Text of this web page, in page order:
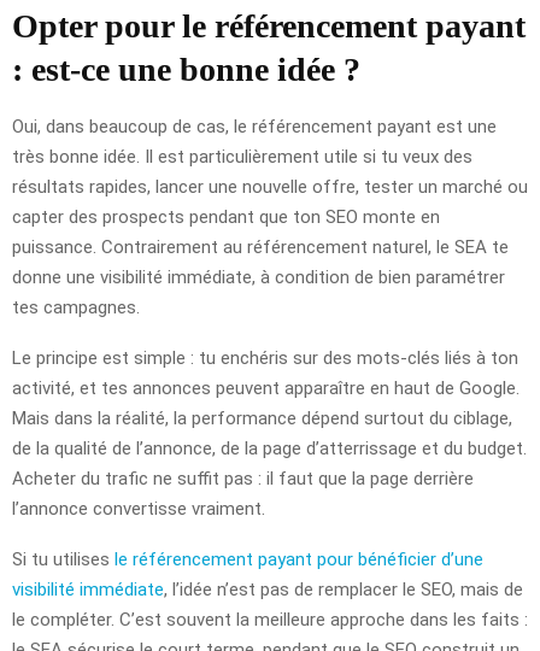
Opter pour le référencement payant
: est-ce une bonne idée ?
Oui, dans beaucoup de cas, le référencement payant est une
très bonne idée. Il est particulièrement utile si tu veux des
résultats rapides, lancer une nouvelle offre, tester un marché ou
capter des prospects pendant que ton SEO monte en
puissance. Contrairement au référencement naturel, le SEA te
donne une visibilité immédiate, à condition de bien paramétrer
tes campagnes.
Le principe est simple : tu enchéris sur des mots-clés liés à ton
activité, et tes annonces peuvent apparaître en haut de Google.
Mais dans la réalité, la performance dépend surtout du ciblage,
de la qualité de l’annonce, de la page d’atterrissage et du budget.
Acheter du trafic ne suffit pas : il faut que la page derrière
l’annonce convertisse vraiment.
Si tu utilises le référencement payant pour bénéficier d’une
visibilité immédiate, l’idée n’est pas de remplacer le SEO, mais de
le compléter. C’est souvent la meilleure approche dans les faits :